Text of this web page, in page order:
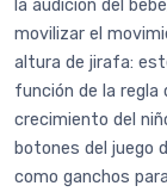
la audición del
movilizar el
altura de jirafa:
función de la regla
crecimiento del
botones del juego
como ganchos